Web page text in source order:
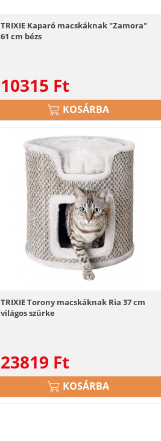
TRIXIE Kaparó macskáknak "Zamora"
61 cm bézs
10315 Ft
KOSÁRBA
TRIXIE Torony macskáknak Ria 37 cm
világos szürke
23819 Ft
KOSÁRBA